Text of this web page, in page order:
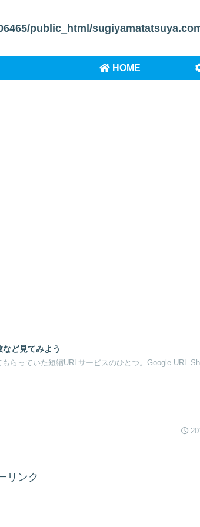
public_html/
HOME
ど見てみよう
らっていた短縮URLサービスのひとつ。Google URL
リンク